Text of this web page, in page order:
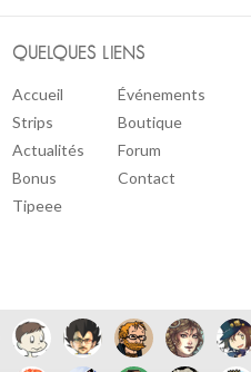
QUELQUES LIENS
Accueil
Strips
Actualités
Bonus
Tipeee
Événements
Boutique
Forum
Contact